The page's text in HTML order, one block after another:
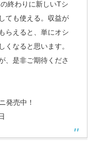
終わりに新しいTシ
ても使える。収益が
らえると、単にオシ
くなると思います。
、是非ご期待くださ
発売中！